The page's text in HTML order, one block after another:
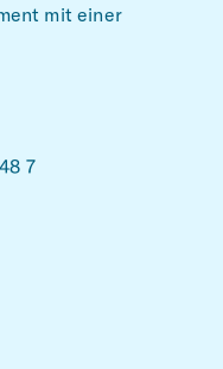
mit einer
7